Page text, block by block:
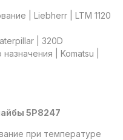
| Liebherr | LTM 1120
| 320D
| Komatsu |
5P8247
при температуре